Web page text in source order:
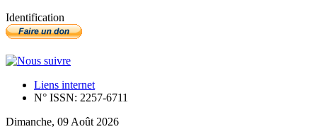
Identification
Liens internet
N° ISSN: 2257-6711
Dimanche, 09 Août 2026